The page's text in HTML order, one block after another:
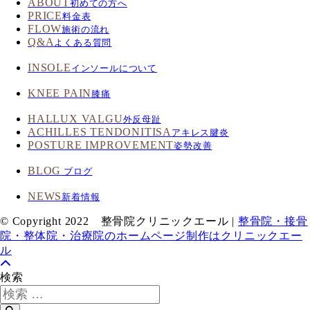
ABOUT初めての方へ
PRICE料金表
FLOW施術の流れ
Q&A よくある質問
INSOLE インソールについて
KNEE PAIN 膝痛
HALLUX VALGU外反母趾
ACHILLES TENDONITISA アキレス腱炎
POSTURE IMPROVEMENT姿勢改善
BLOG ブログ
NEWS 新着情報
© Copyright 2022 整骨院クリニックエール | 整骨院・接骨
院・整体院・治療院のホームページ制作はクリニックエー
ル
検索